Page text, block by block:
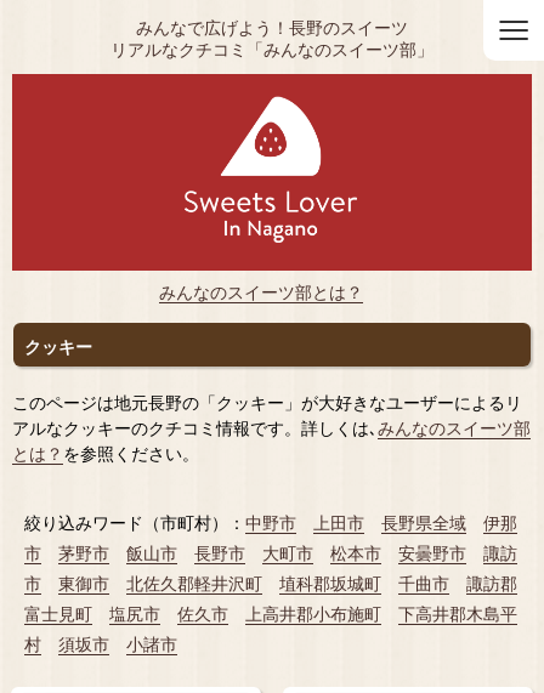
≡
みんなで広げよう！長野のスイーツ
リアルなクチコミ「みんなのスイーツ部」
みんなのスイーツ部とは？
クッキー
このページは地元長野の「クッキー」が大好きなユーザーによるリ
アルなクッキーのクチコミ情報です。詳しくは､ みんなのスイーツ部
とは？ を参照ください。
絞り込みワード（市町村）： 中野市 上田市 長野県全域
伊那
市
茅野市 飯山市 長野市 大町市 松本市 安曇野市
諏訪
市
東御市 北佐久郡軽井沢町 埴科郡坂城町 千曲市
諏訪郡
富士見町
塩尻市 佐久市 上高井郡小布施町
下高井郡木島平
村
須坂市 小諸市